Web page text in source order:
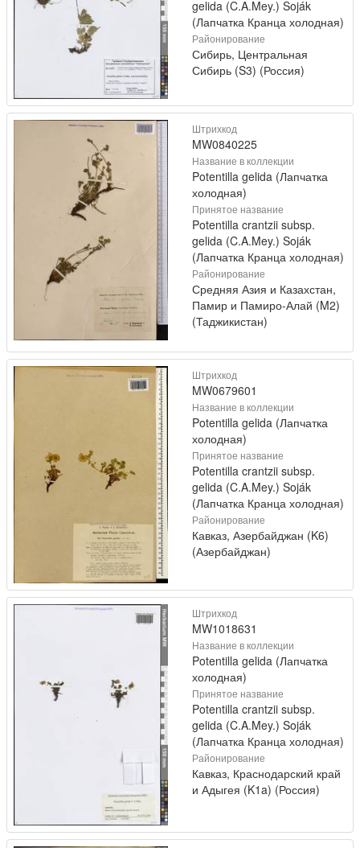
gelida (C.A.Mey.) Soják
(Лапчатка Кранца холодная)
Районирование
Сибирь, Центральная
Сибирь (S3) (Россия)
Штрихкод
MW0840225
Название в коллекции
Potentilla gelida (Лапчатка
холодная)
Принятое название
Potentilla crantzii subsp.
gelida (C.A.Mey.) Soják
(Лапчатка Кранца холодная)
Районирование
Средняя Азия и Казахстан,
Памир и Памиро-Алай (M2)
(Таджикистан)
Штрихкод
MW0679601
Название в коллекции
Potentilla gelida (Лапчатка
холодная)
Принятое название
Potentilla crantzii subsp.
gelida (C.A.Mey.) Soják
(Лапчатка Кранца холодная)
Районирование
Кавказ, Азербайджан (K6)
(Азербайджан)
Штрихкод
MW1018631
Название в коллекции
Potentilla gelida (Лапчатка
холодная)
Принятое название
Potentilla crantzii subsp.
gelida (C.A.Mey.) Soják
(Лапчатка Кранца холодная)
Районирование
Кавказ, Краснодарский край
и Адыгея (K1a) (Россия)